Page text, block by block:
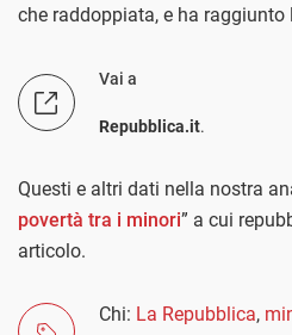
che raddoppiata, e ha raggiunto
Vai a
Repubblica.it.
Questi e altri dati nella nostra
povertà tra i minori” a cui
articolo.
Chi: La Repubblica,